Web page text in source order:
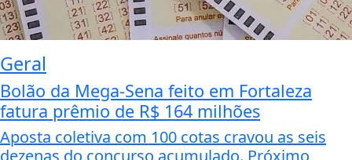
Geral
Bolão da Mega-Sena feito em Fortaleza
fatura prêmio de R$ 164 milhões
Aposta coletiva com 100 cotas cravou as seis
dezenas do concurso acumulado. Próximo